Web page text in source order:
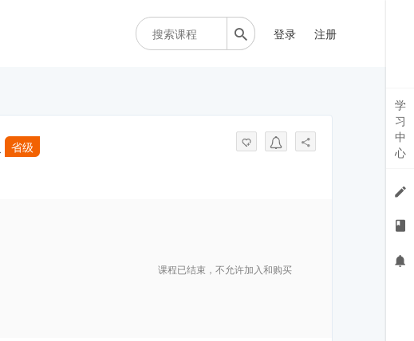
登录 注册
省级
课程已结束，不允许加入和购买
学
习
中
心